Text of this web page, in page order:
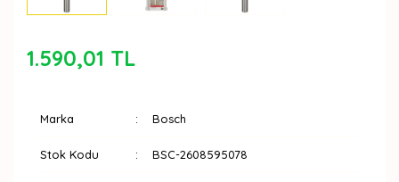
1.590,01 TL
Marka Bosch
Stok Kodu BSC-2608595078